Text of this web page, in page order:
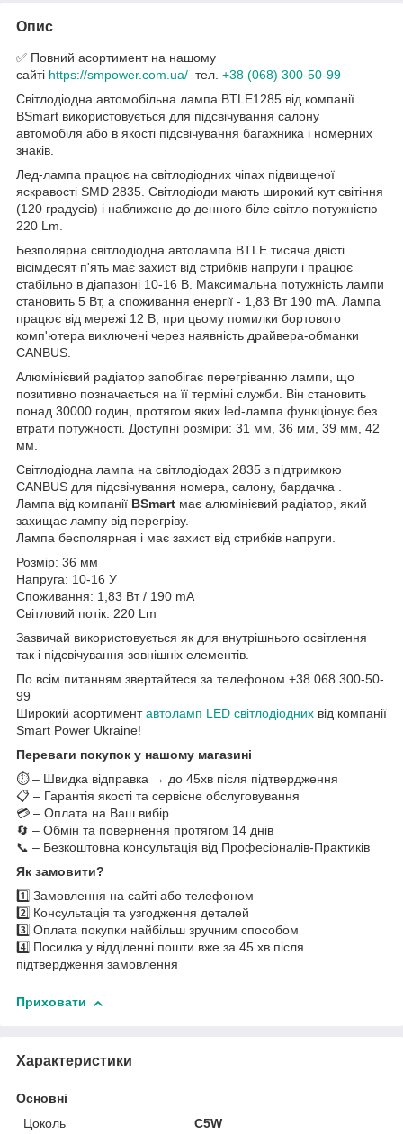
Опис
✅ Повний асортимент на нашому
сайті https://smpower.com.ua/ тел. +38 (068) 300-50-99
Світлодіодна автомобільна лампа BTLE1285 від компанії
BSmart використовується для підсвічування салону
автомобіля або в якості підсвічування багажника і номерних
знаків.
Лед-лампа працює на світлодіодних чіпах підвищеної
яскравості SMD 2835. Світлодіоди мають широкий кут світіння
(120 градусів) і наближене до денного біле світло потужністю
220 Lm.
Безполярна світлодіодна автолампа BTLE тисяча двісті
вісімдесят п'ять має захист від стрибків напруги і працює
стабільно в діапазоні 10-16 В. Максимальна потужність лампи
становить 5 Вт, а споживання енергії - 1,83 Вт 190 mA. Лампа
працює від мережі 12 В, при цьому помилки бортового
комп'ютера виключені через наявність драйвера-обманки
CANBUS.
Алюмінієвий радіатор запобігає перегріванню лампи, що
позитивно позначається на її терміні служби. Він становить
понад 30000 годин, протягом яких led-лампа функціонує без
втрати потужності. Доступні розміри: 31 мм, 36 мм, 39 мм, 42
мм.
Світлодіодна лампа на світлодіодах 2835 з підтримкою
CANBUS для підсвічування номера, салону, бардачка .
Лампа від компанії BSmart має алюмінієвий радіатор, який
захищає лампу від перегріву.
Лампа бесполярная і має захист від стрибків напруги.
Розмір: 36 мм
Напруга: 10-16 У
Споживання: 1,83 Вт / 190 mA
Світловий потік: 220 Lm
Зазвичай використовується як для внутрішнього освітлення
так і підсвічування зовнішніх елементів.
По всім питанням звертайтеся за телефоном +38 068 300-50-
99
Широкий асортиментавтоламп LED світлодіодних від компанії
Smart Power Ukraine!
Переваги покупок у нашому магазині
⏱️ – Швидка відправка → до 45хв після підтвердження
📋 – Гарантія якості та сервісне обслуговування
💳 – Оплата на Ваш вибір
🔄 – Обмін та повернення протягом 14 днів
📞 – Безкоштовна консультація від Професіоналів-Практиків
Як замовити?
1️⃣ Замовлення на сайті або телефоном
2️⃣ Консультація та узгодження деталей
3️⃣ Оплата покупки найбільш зручним способом
4️⃣ Посилка у відділенні пошти вже за 45 хв після
підтвердження замовлення
Приховати
Характеристики
Основні
Цоколь
C5W